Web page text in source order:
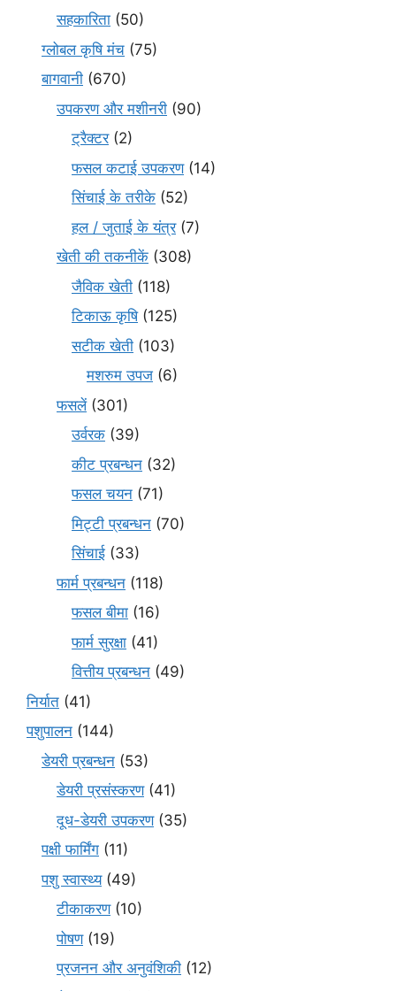
सहकारिता (50)
ग्लोबल कृषि मंच (75)
बागवानी (670)
उपकरण और मशीनरी (90)
ट्रैक्टर(2)
फसल कटाई उपकरण(14)
सिंचाई के तरीके (52)
हल / जुताई के यंत्र(7)
खेती की तकनीकें (308)
जैविक खेती (118)
टिकाऊ कृषि(125)
सटीक खेती (103)
मशरुम उपज (6)
फसलें(301)
उर्वरक (39)
कीट प्रबन्धन (32)
फसल चयन (71)
मि‌ट्टी प्रबन्धन (70)
सिंचाई (33)
फार्म प्रबन्धन (118)
फसल बीमा (16)
फार्म सुरक्षा (41)
वित्तीय प्रबन्धन (49)
निर्यात (41)
पशुपालन (144)
डेयरी प्रबन्धन (53)
डेयरी प्रसंस्करण(41)
दूध-डेयरी उपकरण(35)
पक्षी फार्मिंग (11)
पशु स्वास्थ्य(49)
टीकाकरण(10)
पोषण(19)
प्रजनन और अनुवंशिकी (12)